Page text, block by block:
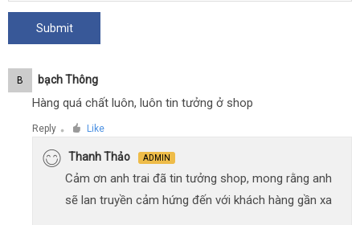
B Bạch Thông
Hàng quá chất luôn, luôn tin tưởng ở shop
Reply ● Like
Thanh Thảo ADMIN
Cảm ơn anh trai đã tin tưởng shop, mong rằng anh
sẽ lan truyền cảm hứng đến với khách hàng gần xa